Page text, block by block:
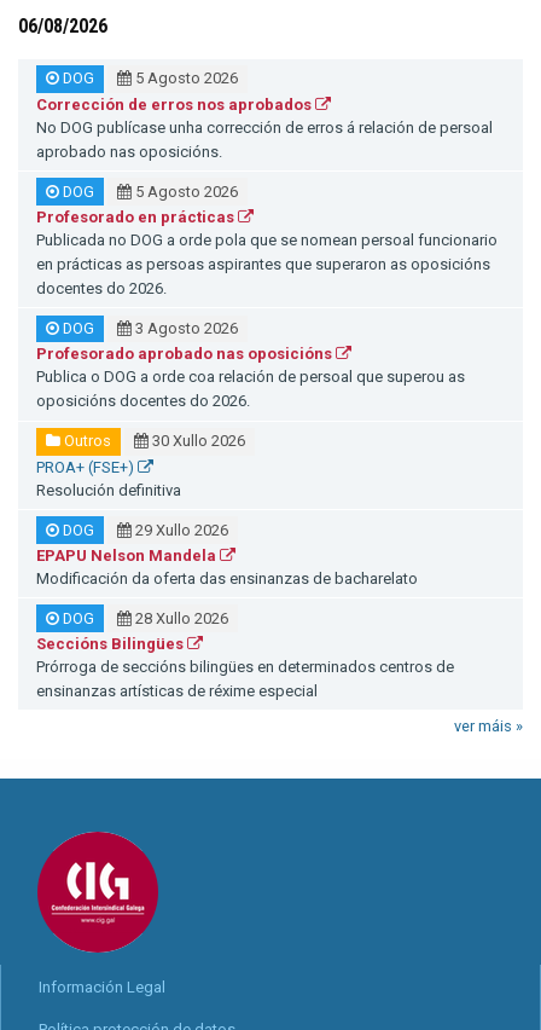
06/08/2026
DOG
5 Agosto 2026
Corrección de erros nos aprobados
No DOG publícase unha corrección de erros á relación de persoal
aprobado nas oposicións.
DOG
5 Agosto 2026
Profesorado en prácticas
Publicada no DOG a orde pola que se nomean persoal funcionario
en prácticas as persoas aspirantes que superaron as oposicións
docentes do 2026.
DOG
3 Agosto 2026
Profesorado aprobado nas oposicións
Publica o DOG a orde coa relación de persoal que superou as
oposicións docentes do 2026.
Outros
30 Xullo 2026
PROA+ (FSE+)
Resolución definitiva
DOG
29 Xullo 2026
EPAPU Nelson Mandela
Modificación da oferta das ensinanzas de bacharelato
DOG
28 Xullo 2026
Seccións Bilingües
Prórroga de seccións bilingües en determinados centros de
ensinanzas artísticas de réxime especial
ver máis »
Información Legal